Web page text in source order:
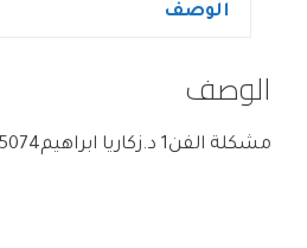
الوصف
الوصف
مشكلة الفن1 د.زكاريا ابراهيم6222010905074